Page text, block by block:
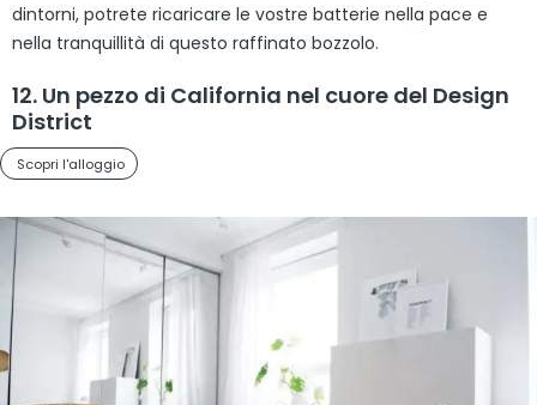
dintorni, potrete ricaricare le vostre batterie nella pace e
nella tranquillità di questo raffinato bozzolo.
12. Un pezzo di California nel cuore del Design
District
Scopri l'alloggio